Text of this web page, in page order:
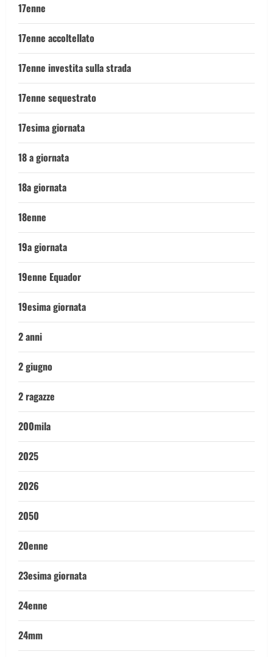
17enne
17enne accoltellato
17enne investita sulla strada
17enne sequestrato
17esima giornata
18 a giornata
18a giornata
18enne
19a giornata
19enne Equador
19esima giornata
2 anni
2 giugno
2 ragazze
200mila
2025
2026
2050
20enne
23esima giornata
24enne
24mm